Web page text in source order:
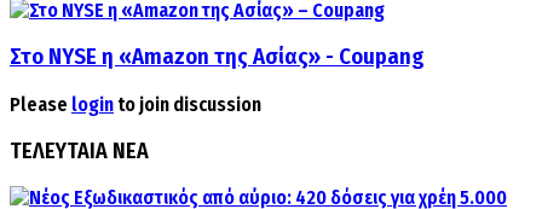
Στο NYSE η «Amazon της Ασίας» - Coupang
Please login to join discussion
ΤΕΛΕΥΤΑΙΑ ΝΕΑ